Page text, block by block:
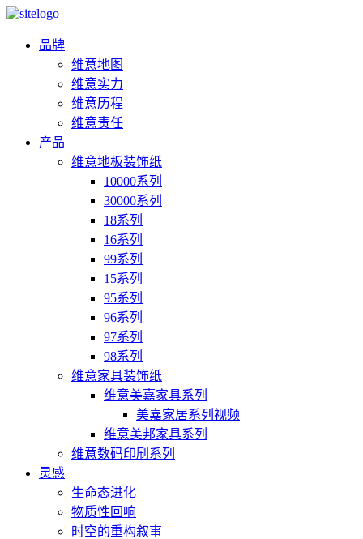
品牌
维意地图
维意实力
维意历程
维意责任
产品
维意地板装饰纸
10000系列
30000系列
18系列
16系列
99系列
15系列
95系列
96系列
97系列
98系列
维意家具装饰纸
维意美嘉家具系列
美嘉家居系列视频
维意美邦家具系列
维意数码印刷系列
灵感
生命态进化
物质性回响
时空的重构叙事